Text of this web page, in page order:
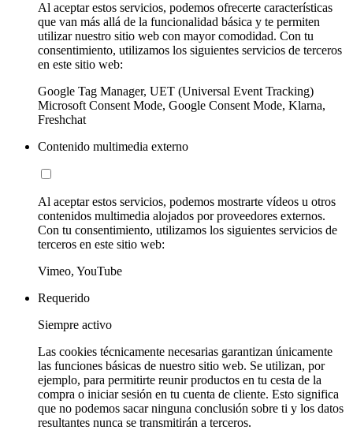
Al aceptar estos servicios, podemos ofrecerte características
que van más allá de la funcionalidad básica y te permiten
utilizar nuestro sitio web con mayor comodidad. Con tu
consentimiento, utilizamos los siguientes servicios de terceros
en este sitio web:
Google Tag Manager, UET (Universal Event Tracking)
Microsoft Consent Mode, Google Consent Mode, Klarna,
Freshchat
Contenido multimedia externo
Al aceptar estos servicios, podemos mostrarte vídeos u otros
contenidos multimedia alojados por proveedores externos.
Con tu consentimiento, utilizamos los siguientes servicios de
terceros en este sitio web:
Vimeo, YouTube
Requerido
Siempre activo
Las cookies técnicamente necesarias garantizan únicamente
las funciones básicas de nuestro sitio web. Se utilizan, por
ejemplo, para permitirte reunir productos en tu cesta de la
compra o iniciar sesión en tu cuenta de cliente. Esto significa
que no podemos sacar ninguna conclusión sobre ti y los datos
resultantes nunca se transmitirán a terceros.